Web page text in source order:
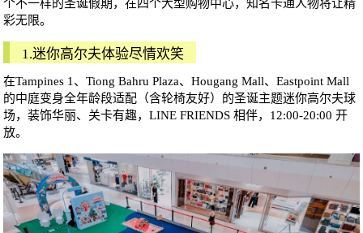
个不一样的圣诞假期，在四个大型购物中心，知名卡通人物将让精
彩无限。
1.迷你高尔夫体验尽情欢笑
在Tampines 1、Tiong Bahru Plaza、Hougang Mall、Eastpoint Mall
的中庭变身全年龄段适配（含轮椅友好）的圣诞主题迷你高尔夫球
场，装饰华丽、关卡有趣，LINE FRIENDS 相伴，12:00-20:00 开
放。